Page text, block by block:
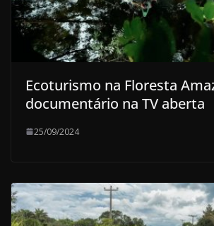
Ecoturismo na Floresta
documentário na TV aberta
25/09/2024